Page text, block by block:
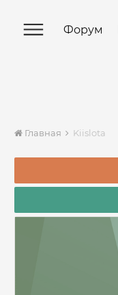
Форум
Главная Kiislota